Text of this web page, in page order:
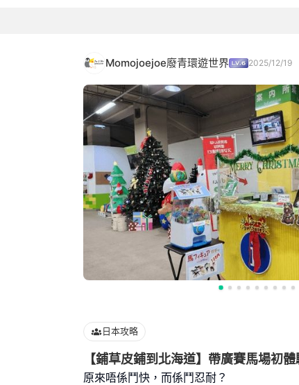
Momojoejoe廢青環遊世界 2025/12/19
日本攻略
【鋪草皮鋪到北海道】帶廣賽馬場初
原來唔係鬥快，而係鬥忍耐？